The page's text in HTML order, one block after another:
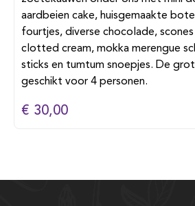
aardbeien cake, huisgemaakte
fourtjes, diverse chocolade,
clotted cream, mokka merengue
sticks en tumtum snoepjes. De
geschikt voor 4 personen.
€ 30,00